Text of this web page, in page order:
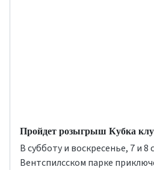
Пройдет розыгрыш Кубка
В субботу и воскресенье, 7 и 8
Вентспилсском парке